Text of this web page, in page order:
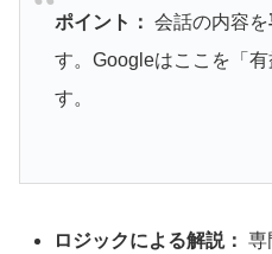
ポイント： 会話の内容を
す。Googleはここを「
す。
ロジックによる解説： 専